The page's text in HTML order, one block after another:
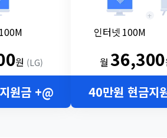
원 (LG)
원금 +@
인터넷 100M
+
월36,300
40만원 현금지